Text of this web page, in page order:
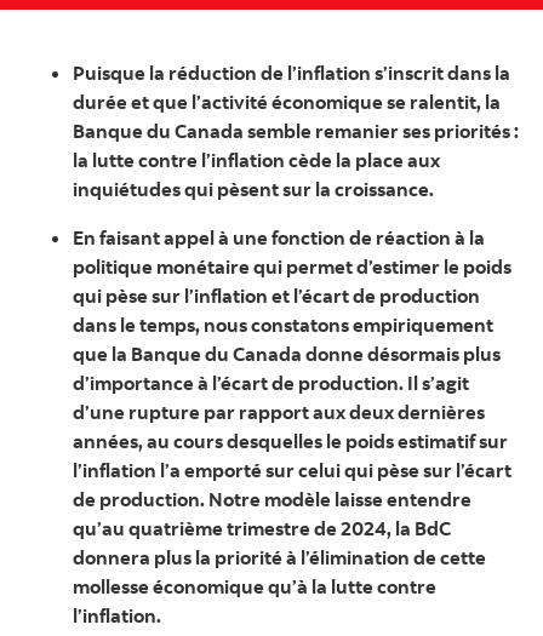
Puisque la réduction de l’inflation s’inscrit dans la
durée et que l’activité économique se ralentit, la
Banque du Canada semble remanier ses priorités :
la lutte contre l’inflation cède la place aux
inquiétudes qui pèsent sur la croissance.
En faisant appel à une fonction de réaction à la
politique monétaire qui permet d’estimer le poids
qui pèse sur l’inflation et l’écart de production
dans le temps, nous constatons empiriquement
que la Banque du Canada donne désormais plus
d’importance à l’écart de production. Il s’agit
d’une rupture par rapport aux deux dernières
années, au cours desquelles le poids estimatif sur
l’inflation l’a emporté sur celui qui pèse sur l’écart
de production. Notre modèle laisse entendre
qu’au quatrième trimestre de 2024, la BdC
donnera plus la priorité à l’élimination de cette
mollesse économique qu’à la lutte contre
l’inflation.